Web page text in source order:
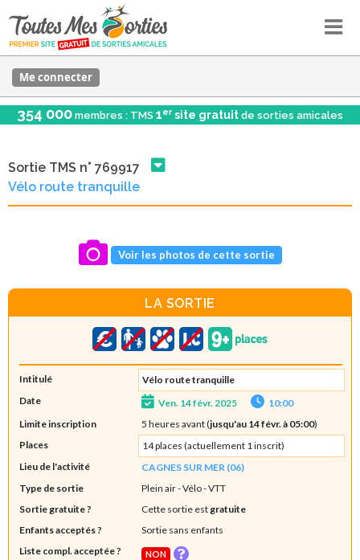
Me connecter
354 000 membres : TMS 1er site gratuit de sorties amicales
Sortie TMS n° 769917
Vélo route tranquille
Voir les photos de cette sortie
LA SORTIE
Intitulé
Vélo route tranquille
Date
Ven. 14 févr. 2025
10:00
Limite inscription
5 heures avant (jusqu'au 14 févr. à 05:00)
Places
14 places (actuellement 1 inscrit)
Lieu de l'activité
CAGNES SUR MER (06)
Type de sortie
Plein air- Vélo - VTT
Sortie gratuite ?
Cette sortie est gratuite
Enfants acceptés ?
Sortie sans enfants
Liste compl. acceptée ?
NON